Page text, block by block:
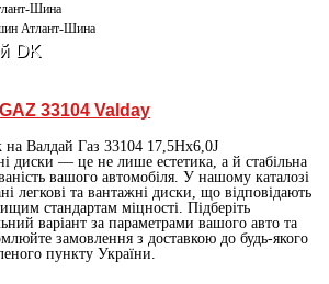
DK
33104 Valday
на Валдай Газ 33104 17,5Hх6,0J
диски — це не лише естетика, а й стабільна
вашого автомобіля. У нашому каталозі
легкові та вантажні диски, що відповідають
стандартам міцності. Підберіть
варіант за параметрами вашого авто та
замовлення з доставкою до будь-якого
пункту України.